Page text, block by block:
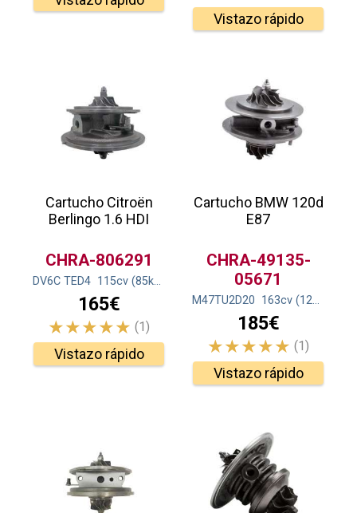
Vistazo rápido
Cartucho Citroën
Berlingo 1.6 HDI
CHRA-806291
DV6C TED4 115cv (85kw
165€
(1)
Vistazo rápido
Cartucho BMW 120d
E87
CHRA-49135-
05671
M47TU2D20 163cv (120
185€
(1)
Vistazo rápido